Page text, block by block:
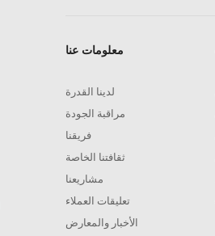
معلومات عنا
لدينا القدرة
مراقبة الجودة
فريقنا
ثقافتنا الخاصة
مشاريعنا
تعليقات العملاء
الأخبار والمعارض